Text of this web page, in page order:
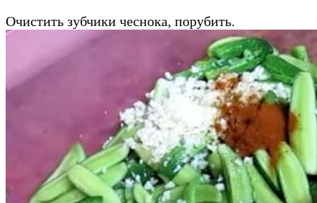
Очистить зубчики чеснока, порубить.